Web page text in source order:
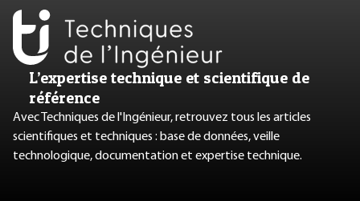
L’expertise technique et scientifique de
référence
Avec Techniques de l'Ingénieur, retrouvez tous les articles
scientifiques et techniques : base de données, veille
technologique, documentation et expertise technique.